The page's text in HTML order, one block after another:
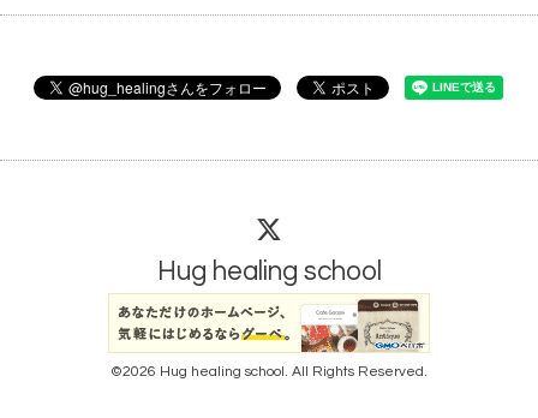
Hug healing school
©2026 Hug healing school . All Rights Reserved.